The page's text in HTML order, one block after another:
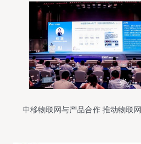
中移物联网与产品合作 推动物联